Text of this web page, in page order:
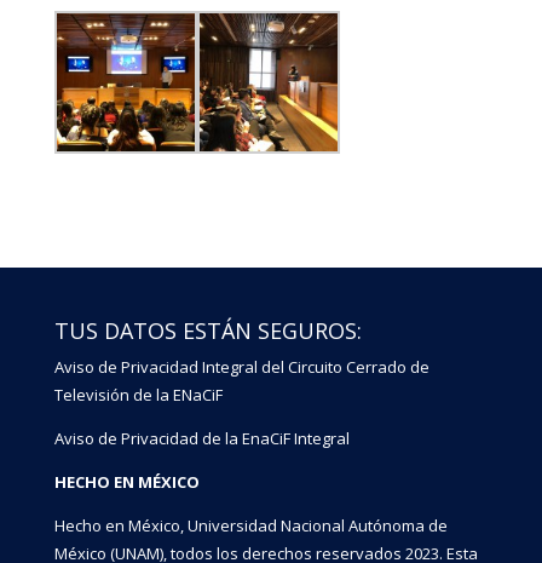
TUS DATOS ESTÁN SEGUROS:
Aviso de Privacidad Integral del Circuito Cerrado de
Televisión de la ENaCiF
Aviso de Privacidad de la EnaCiF Integral
HECHO EN MÉXICO
Hecho en México, Universidad Nacional Autónoma de
México (UNAM), todos los derechos reservados 2023. Esta